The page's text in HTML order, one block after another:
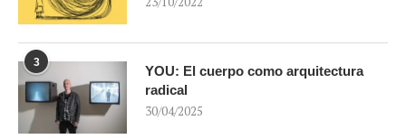
3
YOU: El cuerpo como arquitectura
radical
30/04/2025